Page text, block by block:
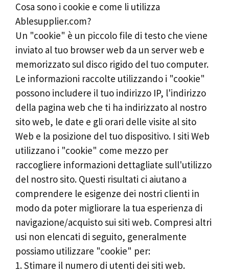
Cosa sono i cookie e come li utilizza
Ablesupplier.com?
Un "cookie" è un piccolo file di testo che viene
inviato al tuo browser web da un server web e
memorizzato sul disco rigido del tuo computer.
Le informazioni raccolte utilizzando i "cookie"
possono includere il tuo indirizzo IP, l'indirizzo
della pagina web che ti ha indirizzato al nostro
sito web, le date e gli orari delle visite al sito
Web e la posizione del tuo dispositivo. I siti Web
utilizzano i "cookie" come mezzo per
raccogliere informazioni dettagliate sull'utilizzo
del nostro sito. Questi risultati ci aiutano a
comprendere le esigenze dei nostri clienti in
modo da poter migliorare la tua esperienza di
navigazione/acquisto sui siti web. Compresi altri
usi non elencati di seguito, generalmente
possiamo utilizzare "cookie" per:
1. Stimare il numero di utenti dei siti web.